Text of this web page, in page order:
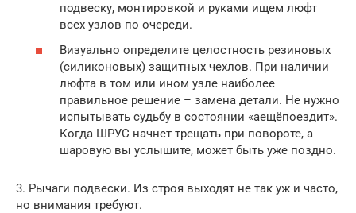
подвеску, монтировкой и руками ищем люфт
всех узлов по очереди.
Визуально определите целостность резиновых
(силиконовых) защитных чехлов. При наличии
люфта в том или ином узле наиболее
правильное решение – замена детали. Не нужно
испытывать судьбу в состоянии «аещёпоездит».
Когда ШРУС начнет трещать при повороте, а
шаровую вы услышите, может быть уже поздно.
3. Рычаги подвески. Из строя выходят не так уж и часто,
но внимания требуют.